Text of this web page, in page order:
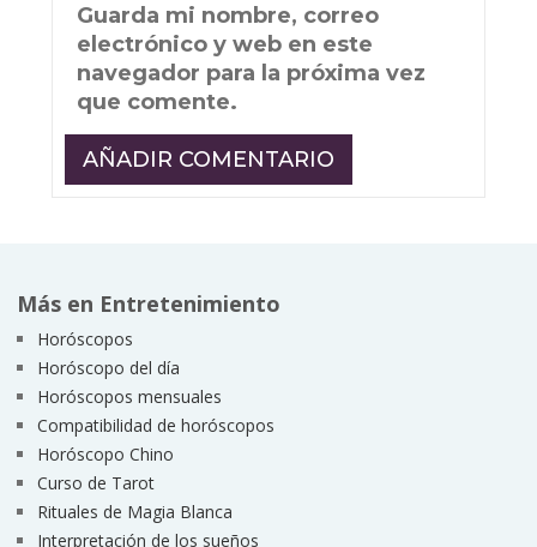
Guarda mi nombre, correo
electrónico y web en este
navegador para la próxima vez
que comente.
Más en Entretenimiento
Horóscopos
Horóscopo del día
Horóscopos mensuales
Compatibilidad de horóscopos
Horóscopo Chino
Curso de Tarot
Rituales de Magia Blanca
Interpretación de los sueños